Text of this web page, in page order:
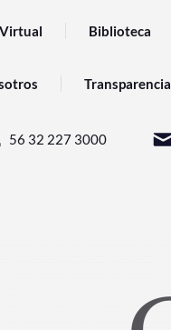
Biblioteca
Transparencia
56 32 227 3000